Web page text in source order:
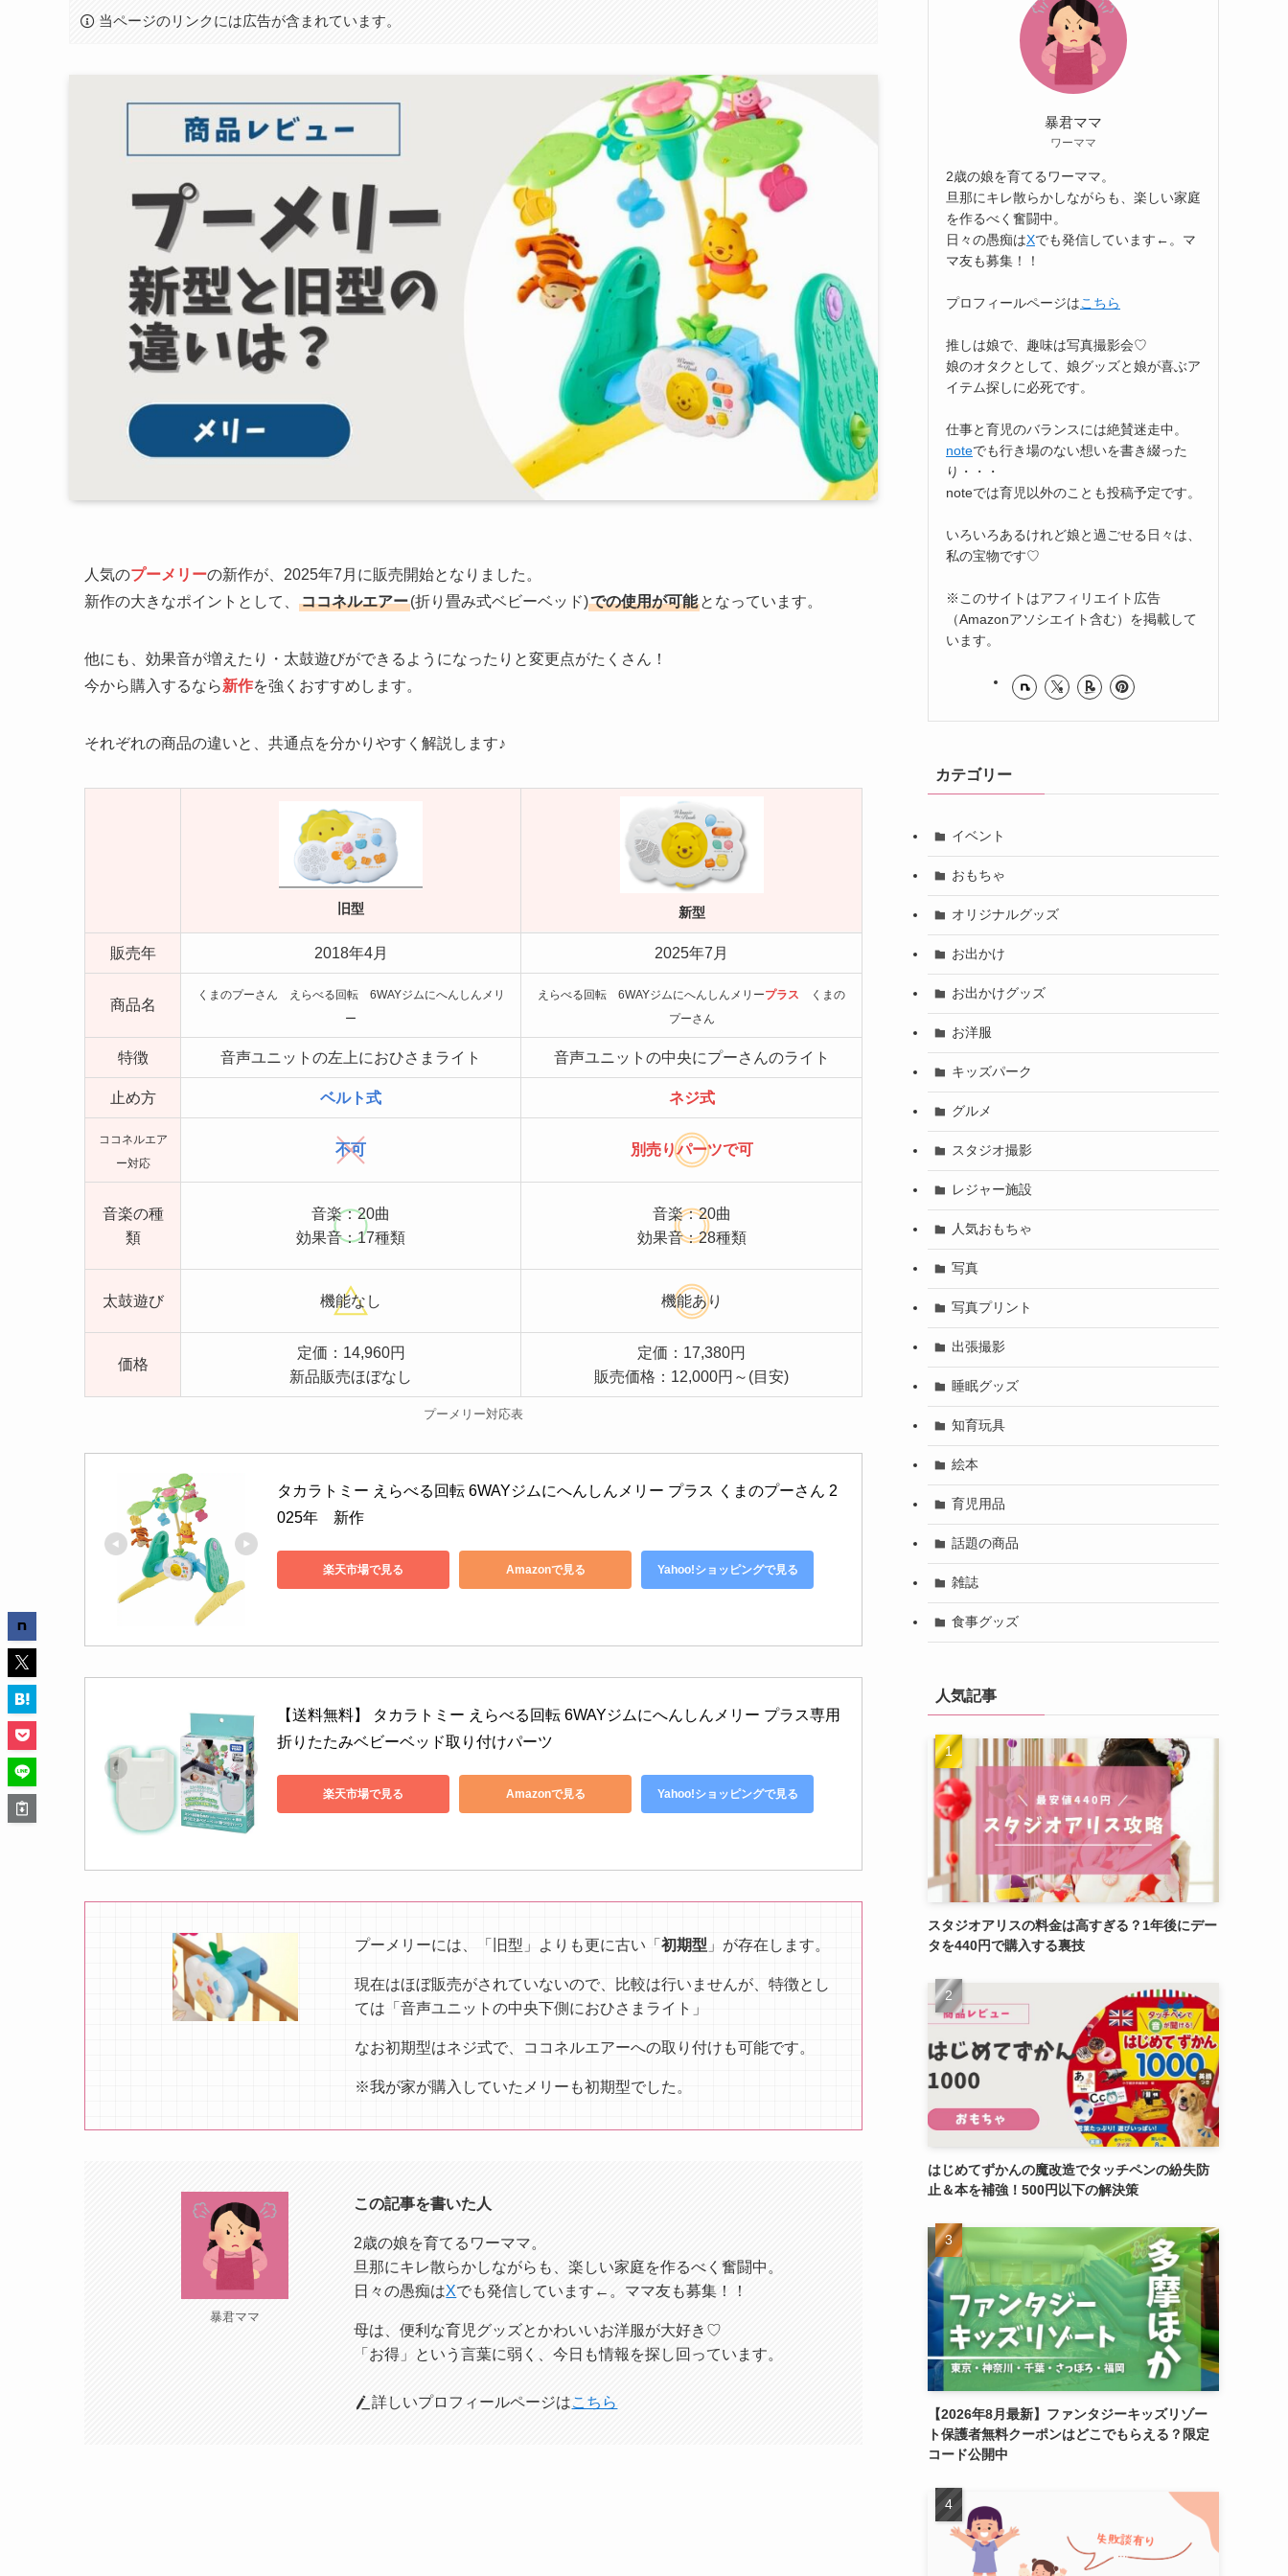
当ページのリンクには広告が含まれています。
人気のプーメリーの新作が、2025年7月に販売開始となりました。
新作の大きなポイントとして、
ココネルエアー(折り畳み式ベビーベッド)での使用が可能 となっています。
他にも、効果音が増えたり・太鼓遊びができるようになったりと変更点がたくさん！
今から購入するなら新作を強くおすすめします。
それぞれの商品の違いと、共通点を分かりやすく解説します♪
旧型 新型
販売年 2018年4月 2025年7月
商品名
くまのプーさん えらべる回転 6WAYジムにへんしんメリ
ー
えらべる回転 6WAYジムにへんしんメリープラス
くまの
プーさん
特徴 音声ユニットの左上におひさまライト 音声ユニットの中央にプーさんのライト
止め方 ベルト式 ネジ式
ココネルエア
ー対応
不可 別売りパーツで可
音楽の種
類
音楽：20曲
効果音：17種類
音楽：20曲
効果音：28種類
太鼓遊び 機能なし 機能あり
価格
定価：14,960円
新品販売ほぼなし
定価：17,380円
販売価格：12,000円～(目安)
プーメリー対応表
タカラトミー えらべる回転 6WAYジムにへんしんメリー プラス くまのプーさん 2
楽天市場で見る Amazonで見る Yahoo!ショッピングで見る
【送料無料】 タカラトミー えらべる回転 6WAYジムにへんしんメリー プラス専用
折りたたみベビーベッド取り付けパーツ
楽天市場で見る Amazonで見る Yahoo!ショッピングで見る
プーメリーには、「旧型」よりも更に古い「 初期型 」が存在します。
現在はほぼ販売がされていないので、比較は行いませんが、特徴とし
ては「音声ユニットの中央下側におひさまライト」
なお初期型はネジ式で、ココネルエアーへの取り付けも可能です。
※我が家が購入していたメリーも初期型でした。
暴君ママ
この記事を書いた人
2歳の娘を育てるワーママ。
旦那にキレ散らかしながらも、楽しい家庭を作るべく奮闘中。
日々の愚痴はXでも発信しています←。ママ友も募集！！
母は、便利な育児グッズとかわいいお洋服が大好き♡
「お得」という言葉に弱く、今日も情報を探し回っています。
詳しいプロフィールページはこちら
暴君ママ
ワーママ
2歳の娘を育てるワーママ。
旦那にキレ散らかしながらも、楽しい家庭
を作るべく奮闘中。
日々の愚痴はXでも発信しています←。マ
マ友も募集！！
プロフィールページはこちら
推しは娘で、趣味は写真撮影会♡
娘のオタクとして、娘グッズと娘が喜ぶア
イテム探しに必死です。
仕事と育児のバランスには絶賛迷走中。
noteでも行き場のない想いを書き綴った
り・・・
noteでは育児以外のことも投稿予定です。
いろいろあるけれど娘と過ごせる日々は、
私の宝物です♡
※このサイトはアフィリエイト広告
（Amazonアソシエイト含む）を掲載して
います。
カテゴリー
イベント
おもちゃ
オリジナルグッズ
お出かけ
お出かけグッズ
お洋服
キッズパーク
グルメ
スタジオ撮影
レジャー施設
人気おもちゃ
写真
写真プリント
出張撮影
睡眠グッズ
知育玩具
絵本
育児用品
話題の商品
雑誌
食事グッズ
人気記事
スタジオアリスの料金は高すぎる？1年後にデー
タを440円で購入する裏技
はじめてずかんの魔改造でタッチペンの紛失防
止＆本を補強！500円以下の解決策
【2026年8月最新】ファンタジーキッズリゾー
ト保護者無料クーポンはどこでもらえる？限定
コード公開中